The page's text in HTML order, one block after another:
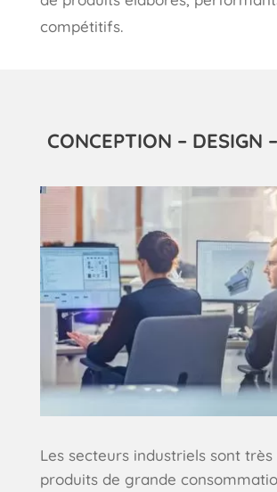
compétitifs.
CONCEPTION – DESIGN
Les secteurs industriels sont très
produits de grande